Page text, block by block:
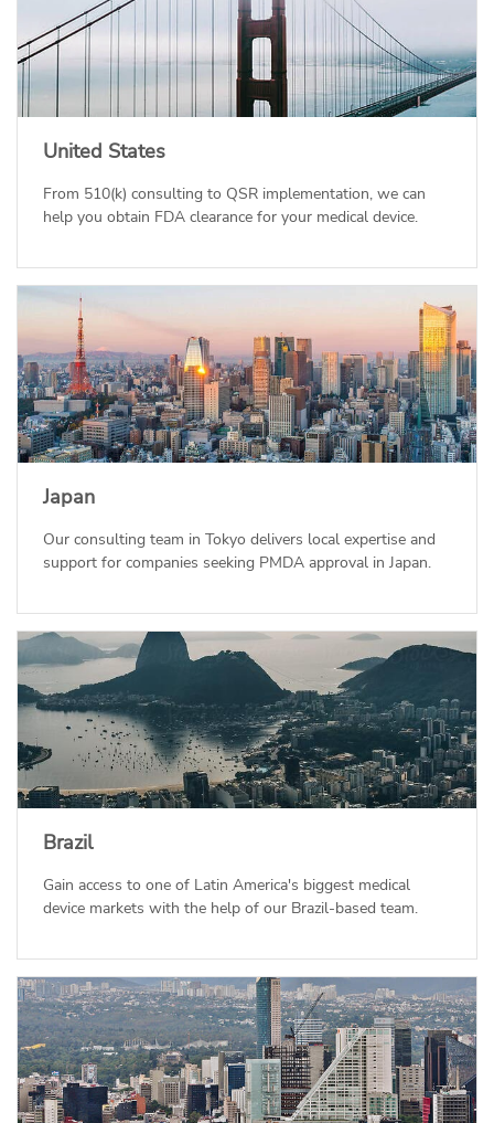
United States
From 510(k) consulting to QSR implementation, we can
help you obtain FDA clearance for your medical device.
Japan
Our consulting team in Tokyo delivers local expertise and
support for companies seeking PMDA approval in Japan.
Brazil
Gain access to one of Latin America's biggest medical
device markets with the help of our Brazil-based team.